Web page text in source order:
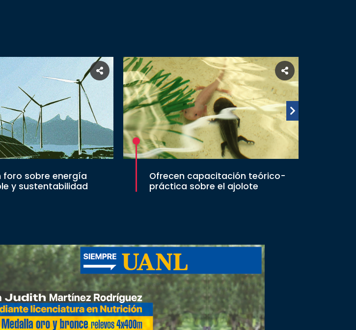
foro sobre energía
y sustentabilidad
Ofrecen capacitación teórico-
práctica sobre el ajolote